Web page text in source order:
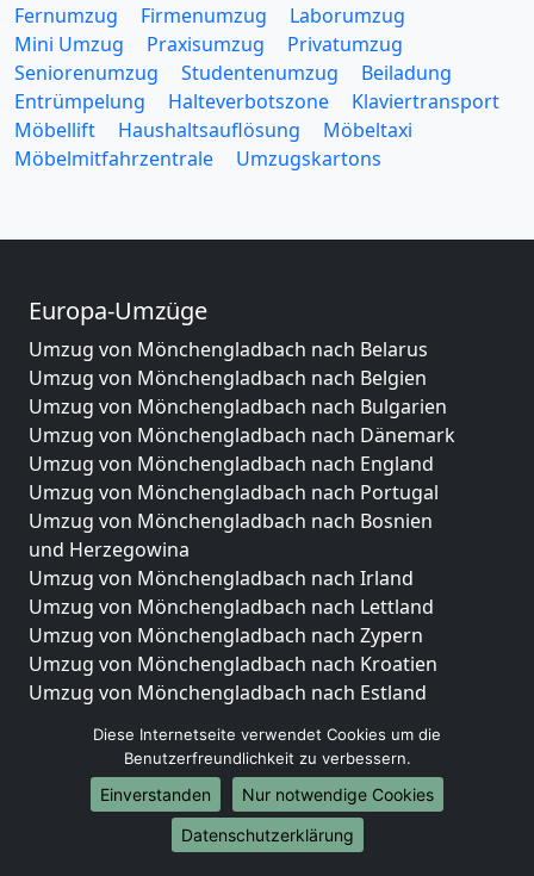
Fernumzug
Firmenumzug
Laborumzug
Mini Umzug
Praxisumzug
Privatumzug
Seniorenumzug
Studentenumzug
Beiladung
Entrümpelung
Halteverbotszone
Klaviertransport
Möbellift
Haushaltsauflösung
Möbeltaxi
Möbelmitfahrzentrale
Umzugskartons
Europa-Umzüge
Umzug von Mönchengladbach nach Belarus
Umzug von Mönchengladbach nach Belgien
Umzug von Mönchengladbach nach Bulgarien
Umzug von Mönchengladbach nach Dänemark
Umzug von Mönchengladbach nach England
Umzug von Mönchengladbach nach Portugal
Umzug von Mönchengladbach nach Bosnien
und Herzegowina
Umzug von Mönchengladbach nach Irland
Umzug von Mönchengladbach nach Lettland
Umzug von Mönchengladbach nach Zypern
Umzug von Mönchengladbach nach Kroatien
Umzug von Mönchengladbach nach Estland
Umzug von Mönchengladbach nach Frankreich
Umzug von Mönchengladbach nach Griechenland
Umzug von Mönchengladbach nach Italien
Umzug von Mönchengladbach nach Liechtenstein
Diese Internetseite verwendet Cookies um die
Benutzerfreundlichkeit zu verbessern.
Einverstanden
Nur notwendige Cookies
Datenschutzerklärung